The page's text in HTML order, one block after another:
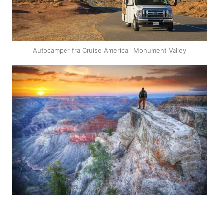
Autocamper fra Cruise America i Monument Valley